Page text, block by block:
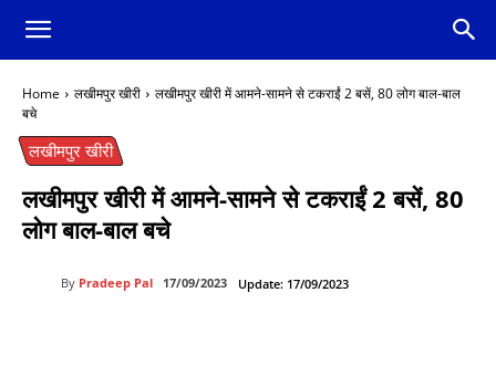
Home लखीमपुर खीरी
लखीमपुर खीरी में आमने-सामने से टकराईं 2 बसें, 80 लोग बाल-बाल
बचे
लखीमपुर खीरी
लखीमपुर खीरी में आमने-सामने से टकराईं 2 बसें, 80
लोग बाल-बाल बचे
By Pradeep Pal 17/09/2023 Update: 17/09/2023